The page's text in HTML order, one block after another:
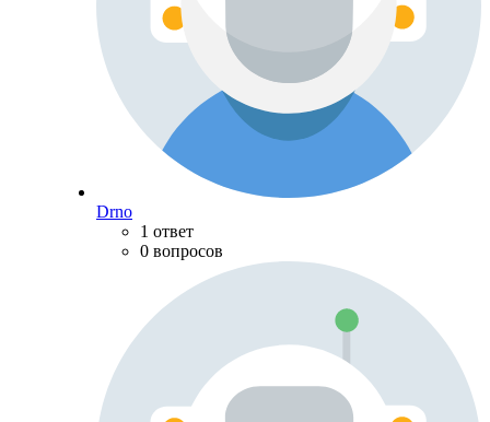
Drno
1 ответ
0 вопросов